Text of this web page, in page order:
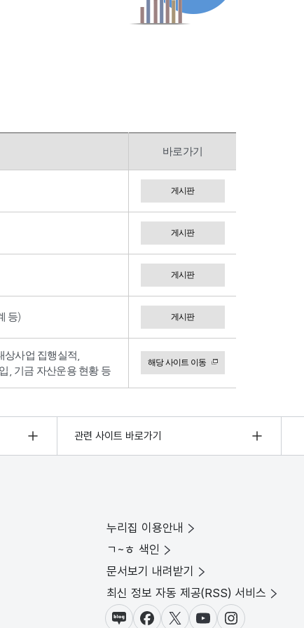
바로가기
게시판
게시판
게시판
등) 게시판
사업 집행실적,
, 기금 자산운용 현황 등
해당 사이트 이동
관련 사이트 바로가기
누리집 이용안내
ㄱ~ㅎ 색인
문서보기 내려받기
최신 정보 자동 제공(RSS) 서비스
블로그페이스북X(트위터)
유튜브인스타그램